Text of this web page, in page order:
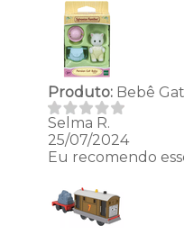
Produto: Bebê
Selma R.
25/07/2024
Eu recomendo